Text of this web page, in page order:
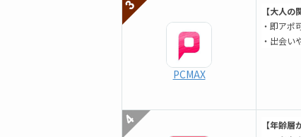
PCMAX
【大人
・即アポ
・出会い
【年齢層